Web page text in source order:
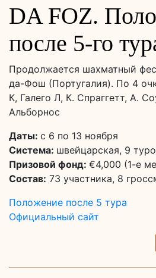
DA FOZ.
после 5-го
Продолжается шахматный
да-Фош (Португалия). По 4
К, Галего Л, К. Спраггетт, А.
Альборнос
Даты: с 6 по 13 ноября
Система: швейцарская, 9
Призовой фонд: €4,000 (1-е
Состав: 73 участника, 8
Положение после 5 тура
Официальный сайт